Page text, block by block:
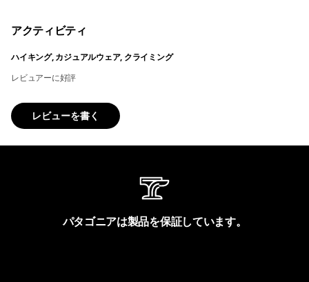
アクティビティ
ハイキング, カジュアルウェア, クライミング
レビュアーに好評
レビューを書く
パタゴニアは製品を保証しています。